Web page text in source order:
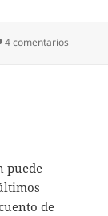
4 comentarios
puede
de